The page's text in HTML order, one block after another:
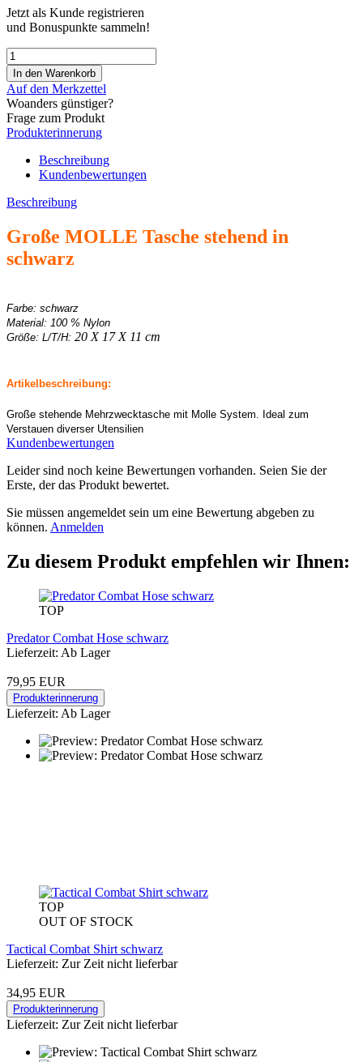
Jetzt als Kunde registrieren
und Bonuspunkte sammeln!
Auf den Merkzettel
Woanders günstiger?
Frage zum Produkt
Produkterinnerung
Beschreibung
Kundenbewertungen
Beschreibung
Große MOLLE Tasche stehend in
schwarz
Farbe: schwarz
Material: 100 % Nylon
Größe: L/T/H: 20 X 17 X 11 cm
Artikelbeschreibung:
Große stehende Mehrzwecktasche mit Molle System. Ideal zum
Verstauen diverser Utensilien
Kundenbewertungen
Leider sind noch keine Bewertungen vorhanden. Seien Sie der
Erste, der das Produkt bewertet.
Sie müssen angemeldet sein um eine Bewertung abgeben zu
können. Anmelden
Zu diesem Produkt empfehlen wir Ihnen:
TOP
Predator Combat Hose schwarz
Lieferzeit: Ab Lager
79,95 EUR
Produkterinnerung
Lieferzeit: Ab Lager
TOP
OUT OF STOCK
Tactical Combat Shirt schwarz
Lieferzeit: Zur Zeit nicht lieferbar
34,95 EUR
Produkterinnerung
Lieferzeit: Zur Zeit nicht lieferbar